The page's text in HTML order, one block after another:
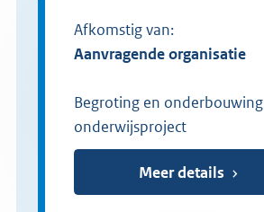
Afkomstig van:
Aanvragende organisatie
Begroting en onderbouwing
onderwijsproject
Meer details